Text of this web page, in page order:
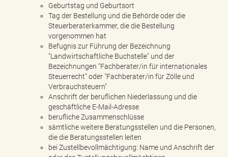
Geburtstag und Geburtsort
Tag der Bestellung und die Behörde oder die
Steuerberaterkammer, die die Bestellung
vorgenommen hat
Befugnis zur Führung der Bezeichnung
"Landwirtschaftliche Buchstelle" und der
Bezeichnungen "Fachberater/in für internationales
Steuerrecht" oder "Fachberater/in für Zölle und
Verbrauchsteuern"
Anschrift der beruflichen Niederlassung und die
geschäftliche E-Mail-Adresse
berufliche Zusammenschlüsse
sämtliche weitere Beratungsstellen und die Personen,
die die Beratungsstellen leiten
bei Zustellbevollmächtigung: Name und Anschrift der